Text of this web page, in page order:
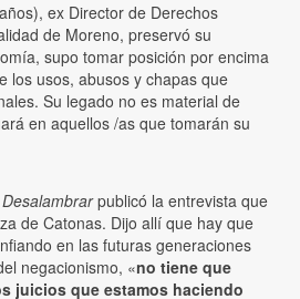
ex Director de Derechos
de Moreno, preservó su
supo tomar posición por encima
los usos, abusos y chapas que
Su legado no es material de
en aquellos /as que tomarán su
Desalambrarpublicó la entrevista que
de Catonas. Dijo allí que hay que
en las futuras generaciones
negacionismo, «no tiene que
juicios que estamos haciendo